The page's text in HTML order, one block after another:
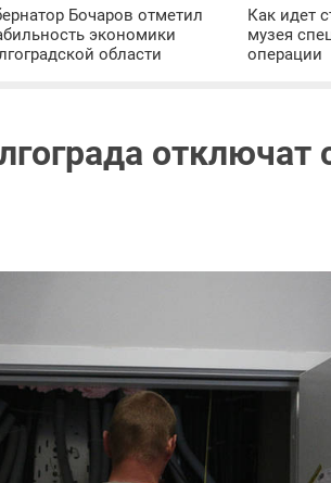
Бочаров отметил
экономики
области
Как идет
музея
операции
отключат